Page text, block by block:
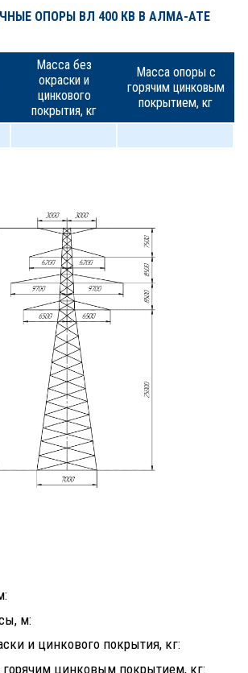
ОПОРЫ ВЛ 400 КВ В АЛМА-АТЕ
Масса без
окраски и
цинкового
покрытия, кг
Масса опоры с
горячим цинковым
покрытием, кг
м:
и цинкового покрытия, кг:
цинковым покрытием, кг: